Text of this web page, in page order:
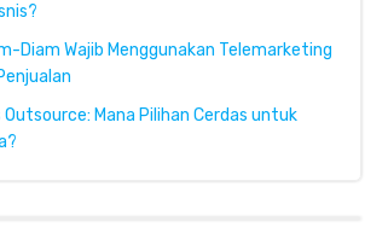
Diam Wajib Menggunakan Telemarketing
Mana Pilihan Cerdas untuk